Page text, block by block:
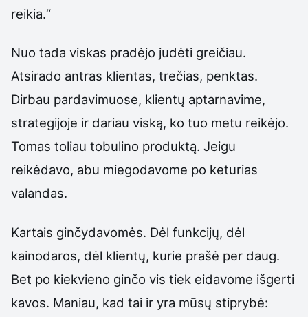
reikia.“
Nuo tada viskas pradėjo judėti greičiau.
Atsirado antras klientas, trečias, penktas.
Dirbau pardavimuose, klientų aptarnavime,
strategijoje ir dariau viską, ko tuo metu reikėjo.
Tomas toliau tobulino produktą. Jeigu
reikėdavo, abu miegodavome po keturias
valandas.
Kartais ginčydavomės. Dėl funkcijų, dėl
kainodaros, dėl klientų, kurie prašė per daug.
Bet po kiekvieno ginčo vis tiek eidavome išgerti
kavos. Maniau, kad tai ir yra mūsų stiprybė: